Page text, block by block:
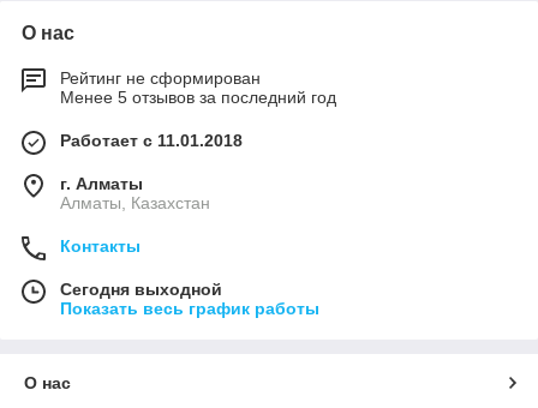
О нас
Рейтинг не сформирован
Менее 5 отзывов за последний год
Работает с 11.01.2018
г. Алматы
Алматы, Казахстан
Контакты
Сегодня выходной
Показать весь график работы
О нас